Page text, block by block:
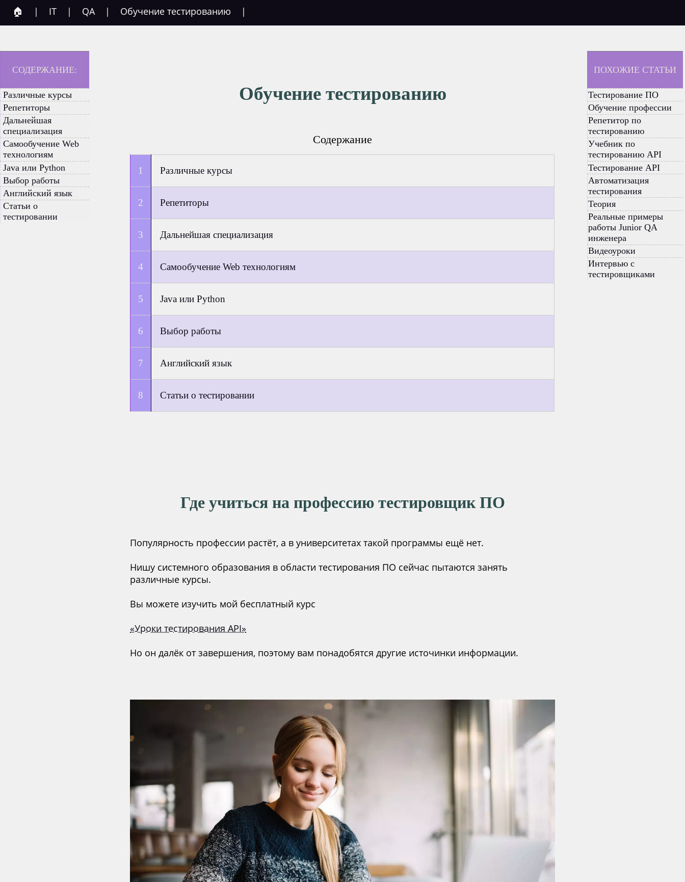
🏠 | IT | QA | Обучение тестированию |
ПОХОЖИЕ СТАТЬИ
Тестирование ПО
Обучение профессии
Репетитор по
тестированию
Учебник по
тестированию API
Тестирование API
Автоматизация
тестирования
Теория
Реальные примеры
работы Junior QA
инженера
Видеоуроки
Интервью с
тестировщиками
СОДЕРЖАНИЕ:
Различные курсы
Репетиторы
Дальнейшая
специализация
Самообучение Web
технологиям
Java или Python
Выбор работы
Английский язык
Статьи о
тестировании
Обучение тестированию
Содержание
Различные курсы
Репетиторы
Дальнейшая специализация
Самообучение Web технологиям
Java или Python
Выбор работы
Английский язык
Статьи о тестировании
Где учиться на профессию тестировщик ПО
Популярность профессии растёт, а в университетах такой программы ещё нет.
Нишу системного образования в области тестирования ПО сейчас пытаются занять
различные курсы.
Вы можете изучить мой бесплатный курс
«Уроки тестирования API»
Но он далёк от завершения, поэтому вам понадобятся другие источинки информации.